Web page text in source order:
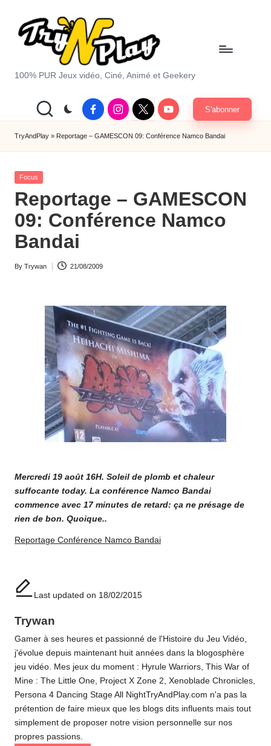
T
y
A
d
P
la
y.
c
100% PUR Jeux vidéo, Ciné, Animé et Geekery
FacebookInstagram
X
|
Twitter
Youtube S'abonner
TryAndPlay » Reportage – GAMESCON 09: Conférence Namco Bandai
Posted
Focus
Reportage – GAMESCON
09: Conférence Namco
Bandai
Posted
By Trywan 21/08/2009
Mercredi 19 août 16H. Soleil de plomb et chaleur
suffocante today. La conférence Namco Bandai
commence avec 17 minutes de retard: ça ne présage de
rien de bon. Quoique..
Reportage Conférence Namco Bandai
Last updated on 18/02/2015
Trywan
Gamer à ses heures et passionné de l'Histoire du Jeu Vidéo,
j'évolue depuis maintenant huit années dans la blogosphère
jeu vidéo. Mes jeux du moment : Hyrule Warriors, This War of
Mine : The Little One, Project X Zone 2, Xenoblade Chronicles,
Persona 4 Dancing Stage All NightTryAndPlay.com n'a pas la
prétention de faire mieux que les blogs dits influents mais tout
simplement de proposer notre vision personnelle sur nos
propres passions.